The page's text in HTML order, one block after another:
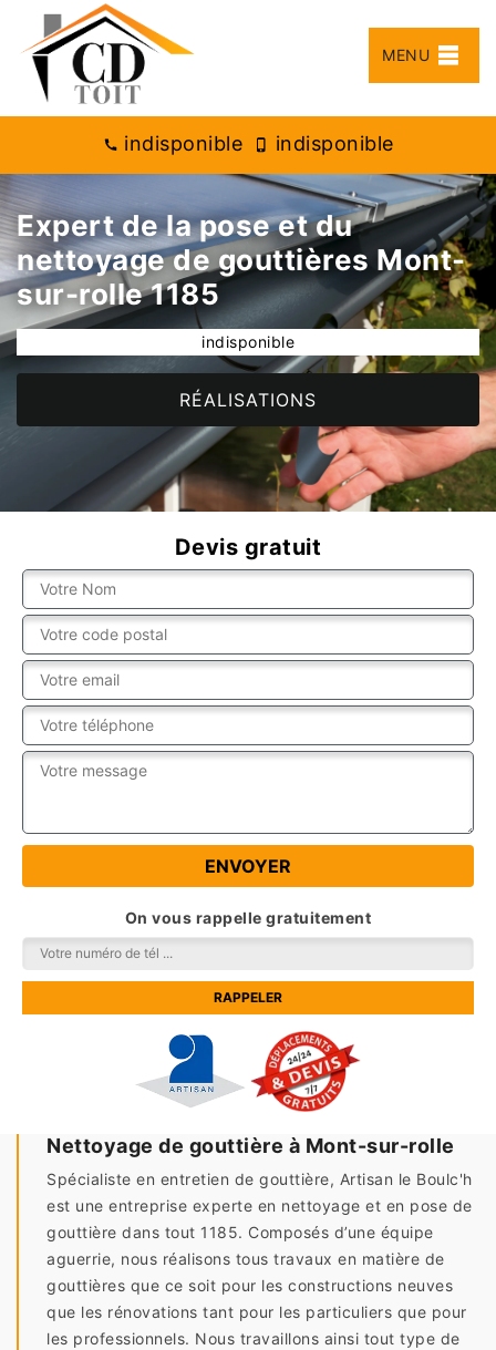
MENU
indisponible indisponible
Expert de la pose et du
nettoyage de gouttières Mont-
sur-rolle 1185
indisponible
RÉALISATIONS
Devis gratuit
On vous rappelle gratuitement
Nettoyage de gouttière à Mont-sur-rolle
Spécialiste en entretien de gouttière, Artisan le Boulc'h
est une entreprise experte en nettoyage et en pose de
gouttière dans tout 1185. Composés d’une équipe
aguerrie, nous réalisons tous travaux en matière de
gouttières que ce soit pour les constructions neuves
que les rénovations tant pour les particuliers que pour
les professionnels. Nous travaillons ainsi tout type de